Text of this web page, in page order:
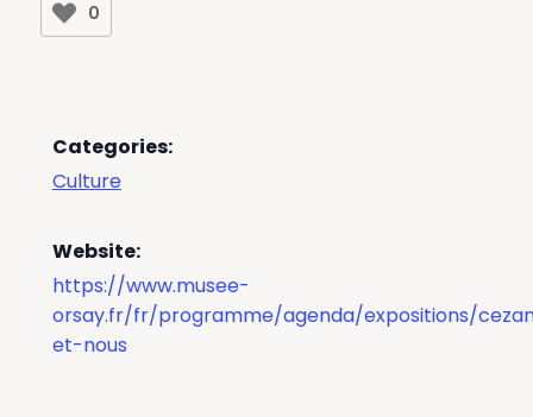
0
Categories:
Culture
Website:
https://www.musee-
orsay.fr/fr/programme/agenda/expositions/
et-nous